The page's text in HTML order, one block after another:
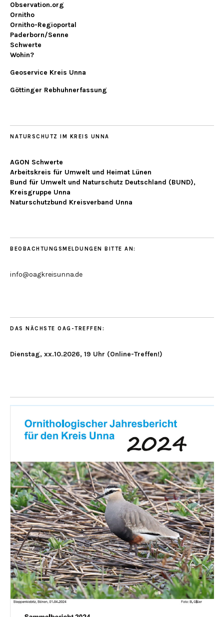
Observation.org
Ornitho
Ornitho-Regioportal
Paderborn/Senne
Schwerte
Wohin?
Geoservice Kreis Unna
Göttinger Rebhuhnerfassung
NATURSCHUTZ IM KREIS UNNA
AGON Schwerte
Arbeitskreis für Umwelt und Heimat Lünen
Bund für Umwelt und Naturschutz Deutschland (BUND),
Kreisgruppe Unna
Naturschutzbund Kreisverband Unna
BEOBACHTUNGSMELDUNGEN BITTE AN:
info@oagkreisunna.de
DAS NÄCHSTE OAG-TREFFEN:
Dienstag, xx.10.2026, 19 Uhr (Online-Treffen!)